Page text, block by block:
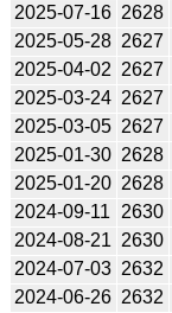
2025-07-16 2628
2025-05-28 2627
2025-04-02 2627
2025-03-24 2627
2025-03-05 2627
2025-01-30 2628
2025-01-20 2628
2024-09-11
2630
2024-08-21 2630
2024-07-03 2632
2024-06-26 2632